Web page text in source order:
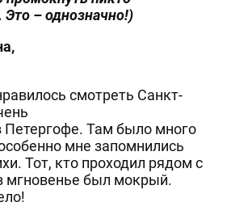
Это – однозначно!)
смотреть Санкт-
Петергофе. Там было много
мне запомнились
Тот, кто проходил рядом с
мгновенье был мокрый.